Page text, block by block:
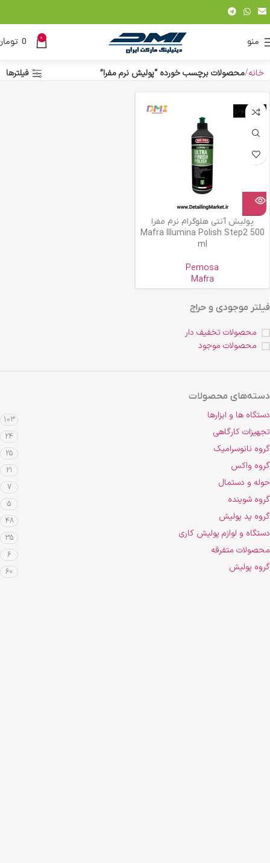
منو 0
0
فیلتر موجودی و حراج
محصولات تخفیف دار
محصولات موجود
دسته‌های محصولات
دستگاه ها و ابزارها 103
تجهیزات کارگاهی 24
گروه نانوسرامیک 25
گروه واکس 21
حوله و دستمال 7
گروه شوینده 5
گروه پد پولیش 48
دستگاه و لوازم پولیش کاری 35
محصولات متفرقه 6
گروه پولیش 60
خانه محصولات برچسب خورده “پولیش نرم مفرا” فیلترها
اتمام موجودی
پولیش آنتی هلوگرام نرم مفرا
Mafra Illumina Polish Step2 500
ml
Pemosa
Mafra